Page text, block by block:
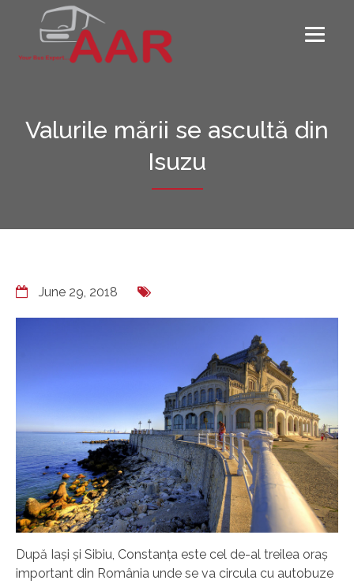
Valurile mării se ascultă din
Isuzu
June 29, 2018
După Iași și Sibiu, Constanța este cel de-al treilea oraș
important din România unde se va circula cu autobuze